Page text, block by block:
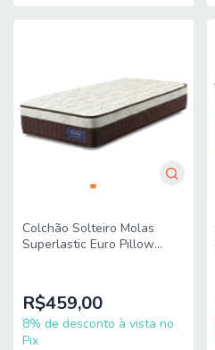
Colchão Solteiro Molas
Superlastic Euro Pillow
R$459,00
8% de desconto à vista no
Pix